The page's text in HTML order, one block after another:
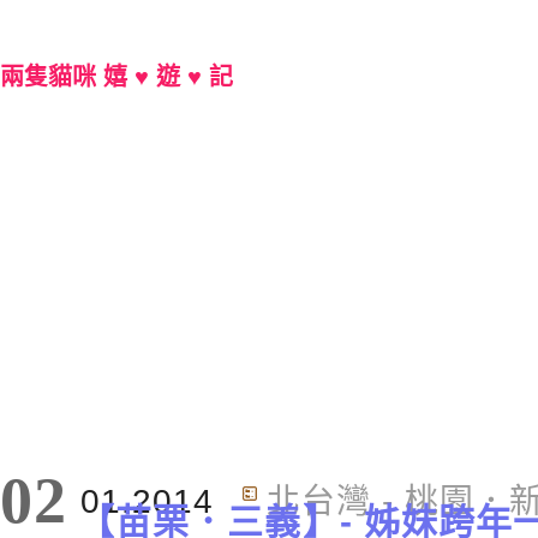
兩隻貓咪 嬉 ♥ 遊 ♥ 記
02 01.2014 北台灣 - 桃園．
【苗栗．三義】- 姊妹跨年